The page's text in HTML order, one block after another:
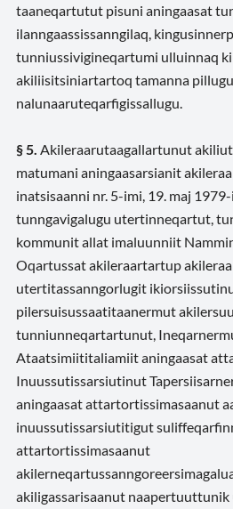
taaneqartutut pisuni aningaasat
ilanngaassissanngilaq,
tunniussivigineqartumi ulluinnaq
akiliisitsiniartartoq tamanna pillugu
nalunaaruteqarfigissallugu.
§ 5. Akileraarutaagallartunut
matumani aningaasarsianit
inatsisaanni nr. 5-imi, 19. maj
tunngavigalugu utertinneqartut,
kommunit allat imaluunniit
Oqartussat akileraartartup
utertitassanngorlugit
pilersuisussaatitaanermut
tunniunneqartartunut,
Ataatsimiititaliamiit aningaasat
Inuussutissarsiutinut
aningaasat attartortissimasaanut
inuussutissarsiutitigut
attartortissimasaanut
akiligassarisaanut